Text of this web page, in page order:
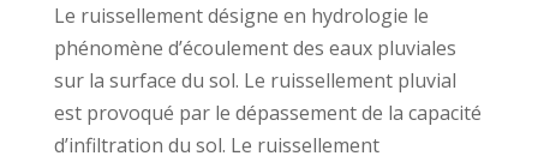
Le ruissellement désigne en hydrologie le
phénomène d’écoulement des eaux pluviales
sur la surface du sol. Le ruissellement pluvial
est provoqué par le dépassement de la capacité
d’infiltration du sol. Le ruissellement